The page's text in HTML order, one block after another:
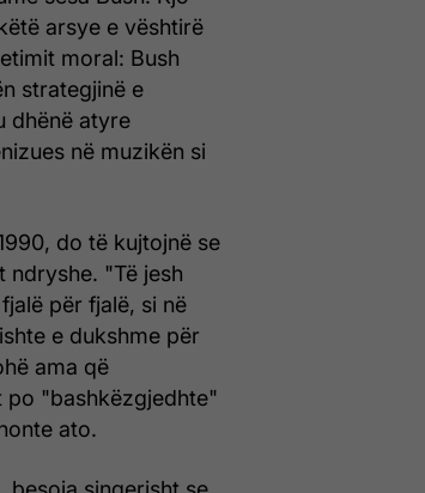
arsye e vështirë
moral: Bush
strategjinë e
dhënë atyre
në muzikën si
do të kujtojnë se
ndryshe. "Të jesh
për fjalë, si në
e dukshme për
ama që
po "bashkëzgjedhte"
ato.